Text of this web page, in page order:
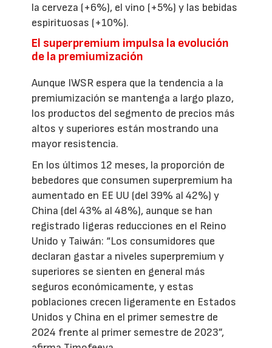
la cerveza (+6%), el vino (+5%) y las bebidas
espirituosas (+10%).
El superpremium impulsa la evolución
de la premiumización
Aunque IWSR espera que la tendencia a la
premiumización se mantenga a largo plazo,
los productos del segmento de precios más
altos y superiores están mostrando una
mayor resistencia.
En los últimos 12 meses, la proporción de
bebedores que consumen superpremium ha
aumentado en EE UU (del 39% al 42%) y
China (del 43% al 48%), aunque se han
registrado ligeras reducciones en el Reino
Unido y Taiwán: “Los consumidores que
declaran gastar a niveles superpremium y
superiores se sienten en general más
seguros económicamente, y estas
poblaciones crecen ligeramente en Estados
Unidos y China en el primer semestre de
2024 frente al primer semestre de 2023”,